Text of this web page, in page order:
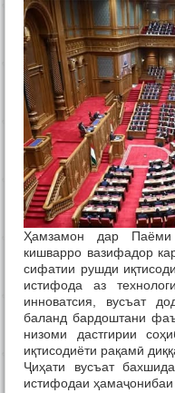
Ҳамзамон дар Паёми
кишварро вазифадор
сифатии рушди
истифода аз
инноватсия, вусъат
баланд бардоштани
низоми дастгирии
иқтисодиёти рақамӣ
Ҷиҳати вусъат
истифодаи ҳамаҷонибаи